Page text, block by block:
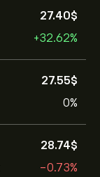
27.40‎$‎
+32.62%
27.55‎$‎
0%
28.74‎$‎
-0.73%